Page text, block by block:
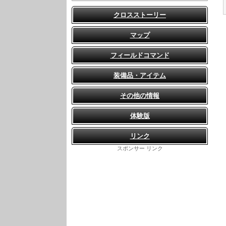
クロスストーリー
マップ
フィールドコマンド
装備品・アイテム
その他の情報
体験版
リンク
スポンサー リンク